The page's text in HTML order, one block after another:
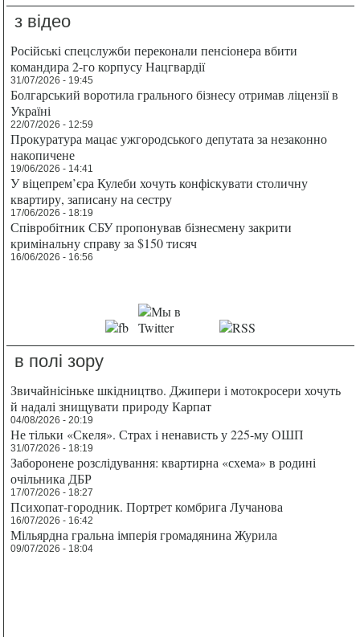
з відео
Російські спецслужби переконали пенсіонера вбити
командира 2-го корпусу Нацгвардії
31/07/2026 - 19:45
Болгарський воротила грального бізнесу отримав ліцензії в
Україні
22/07/2026 - 12:59
Прокуратура мацає ужгородського депутата за незаконно
накопичене
19/06/2026 - 14:41
У віцепрем’єра Кулеби хочуть конфіскувати столичну
квартиру, записану на сестру
17/06/2026 - 18:19
Співробітник СБУ пропонував бізнесмену закрити
кримінальну справу за $150 тисяч
16/06/2026 - 16:56
в полі зору
Звичайнісіньке шкідництво. Джипери і мотокросери хочуть
й надалі знищувати природу Карпат
04/08/2026 - 20:19
Не тільки «Скеля». Страх і ненависть у 225-му ОШП
31/07/2026 - 18:19
Заборонене розслідування: квартирна «схема» в родині
очільника ДБР
17/07/2026 - 18:27
Психопат-городник. Портрет комбрига Лучанова
16/07/2026 - 16:42
Мільярдна гральна імперія громадянина Журила
09/07/2026 - 18:04